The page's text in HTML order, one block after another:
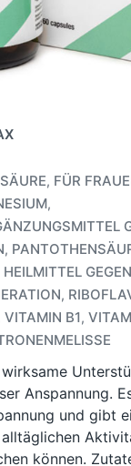
, FÜR
,
,
,
VITAMIN B1,
Anspannung.
und gibt
können.